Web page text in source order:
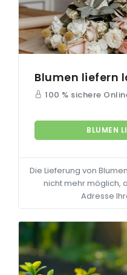
Blumen liefern
100 % sichere
BLUMEN
Die Lieferung von
nicht mehr möglich,
Adresse